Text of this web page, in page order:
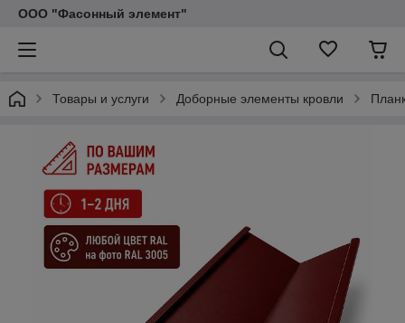
ООО "Фасонный элемент"
Товары и услуги Доборные элементы кровли